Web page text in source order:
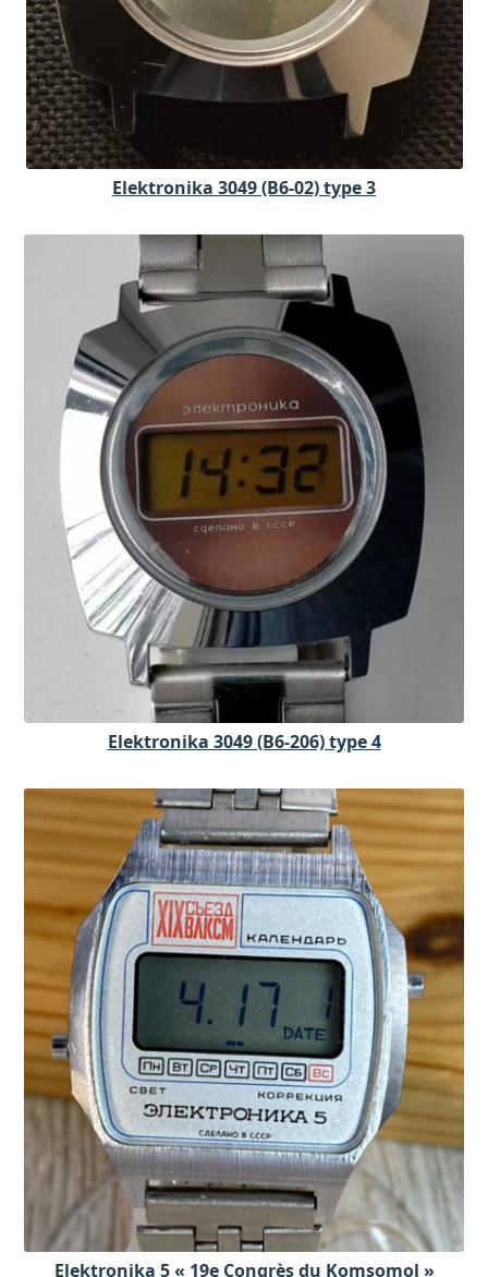
Elektronika 3049 (B6-02) type 3
Elektronika 3049 (B6-206) type 4
Elektronika 5 « 19e Congrès du Komsomol »